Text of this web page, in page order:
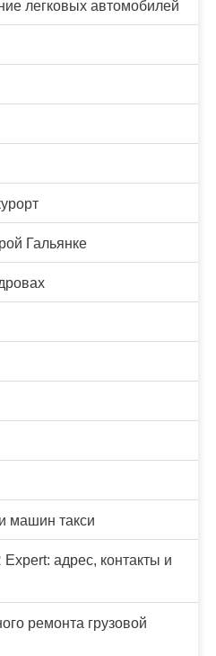
легковых автомобилей
Гальянке
машин такси
адрес, контакты и
ремонта грузовой